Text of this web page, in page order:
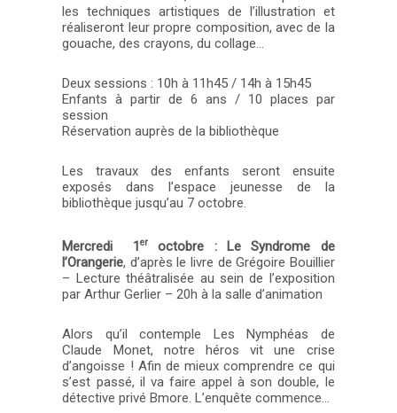
les techniques artistiques de l’illustration et
réaliseront leur propre composition, avec de la
gouache, des crayons, du collage…
Deux sessions : 10h à 11h45 / 14h à 15h45
Enfants à partir de 6 ans / 10 places par
session
Réservation auprès de la bibliothèque
Les travaux des enfants seront ensuite
exposés dans l’espace jeunesse de la
bibliothèque jusqu’au 7 octobre.
Mercredi 1er octobre : Le Syndrome de
l’Orangerie, d’après le livre de Grégoire Bouillier
– Lecture théâtralisée au sein de l’exposition
par Arthur Gerlier – 20h à la salle d’animation
Alors qu’il contemple Les Nymphéas de
Claude Monet, notre héros vit une crise
d’angoisse ! Afin de mieux comprendre ce qui
s’est passé, il va faire appel à son double, le
détective privé Bmore. L’enquête commence…